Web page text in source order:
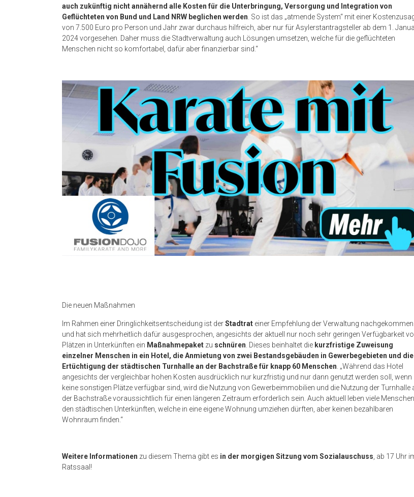
auch zukünftig nicht annähernd alle Kosten für die Unterbringung, Versorgung und Integration von
Geflüchteten von Bund und Land NRW beglichen werden . So ist das „atmende System“ mit einer
von 7.500 Euro pro Person und Jahr zwar durchaus hilfreich, aber nur für Asylerstantragsteller ab dem 1.
2024 vorgesehen. Daher muss die Stadtverwaltung auch Lösungen umsetzen, welche für die geflüchteten
Menschen nicht so komfortabel, dafür aber finanzierbar sind.“
Die neuen Maßnahmen
Im Rahmen einer Dringlichkeitsentscheidung ist derStadtrat einer Empfehlung der Verwaltung nachgekommen
und hat sich mehrheitlich dafür ausgesprochen, angesichts der aktuell nur noch sehr geringen Verfügbarkeit
Plätzen in Unterkünften ein Maßnahmepaket zu schnüren . Dieses beinhaltet die kurzfristige Zuweisung
einzelner Menschen in ein Hotel, die Anmietung von zwei Bestandsgebäuden in Gewerbegebieten und die
Ertüchtigung der städtischen Turnhalle an der Bachstraße für knapp 60 Menschen . „Während das Hotel
angesichts der vergleichbar hohen Kosten ausdrücklich nur kurzfristig und nur dann genutzt werden soll, wenn
keine sonstigen Plätze verfügbar sind, wird die Nutzung von Gewerbeimmobilien und die Nutzung der Turnhalle
der Bachstraße voraussichtlich für einen längeren Zeitraum erforderlich sein. Auch aktuell leben viele
den städtischen Unterkünften, welche in eine eigene Wohnung umziehen dürften, aber keinen bezahlbaren
Wohnraum finden.“
Weitere Informationen zu diesem Thema gibt es in der morgigen Sitzung vom Sozialauschuss , ab 17 Uhr
Ratssaal!